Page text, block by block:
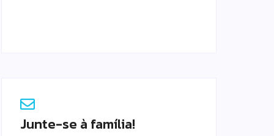
Junte-se à família!